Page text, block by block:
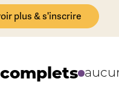
plus & s'inscrire